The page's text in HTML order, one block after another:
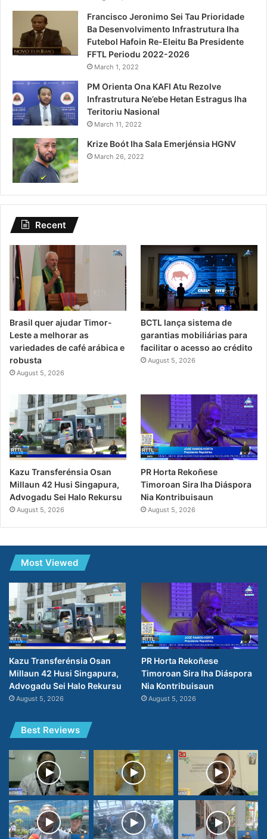
Francisco Jeronimo Sei Tau Prioridade
Ba Desenvolvimento Infrastrutura Iha
Futebol Hafoin Re-Eleitu Ba Presidente
FFTL Periodu 2022-2026
March 1, 2022
PM Orienta Ona KAFI Atu Rezolve
Infrastrutura Ne’ebe Hetan Estragus Iha
Teritoriu Nasional
March 11, 2022
Krize Boót Iha Sala Emerjénsia HGNV
March 26, 2022
Recent
Brasil quer ajudar Timor-
Leste a melhorar as
variedades de café arábica e
robusta
August 5, 2026
BCTL lança sistema de
garantias mobiliárias para
facilitar o acesso ao crédito
August 5, 2026
Kazu Transferénsia Osan
Millaun 42 Husi Singapura,
Advogadu Sei Halo Rekursu
August 5, 2026
PR Horta Rekoñese
Timoroan Sira Iha Diáspora
Nia Kontribuisaun
August 5, 2026
Most Viewed
Kazu Transferénsia Osan
Millaun 42 Husi Singapura,
Advogadu Sei Halo Rekursu
August 5, 2026
PR Horta Rekoñese
Timoroan Sira Iha Diáspora
Nia Kontribuisaun
August 5, 2026
Best Reviews